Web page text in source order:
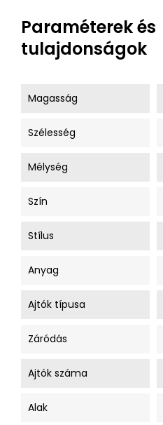
Paraméterek és
tulajdonságok
Magasság
Szélesség
Mélység
Szín
Stílus
Anyag
Ajtók típusa
Záródás
Ajtók száma
Alak